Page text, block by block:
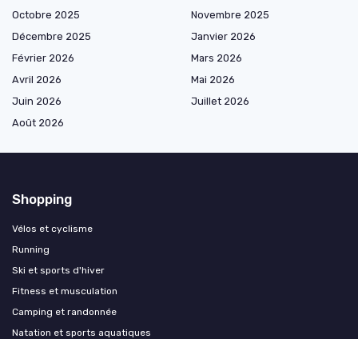
Octobre 2025
Novembre 2025
Décembre 2025
Janvier 2026
Février 2026
Mars 2026
Avril 2026
Mai 2026
Juin 2026
Juillet 2026
Août 2026
Shopping
Vélos et cyclisme
Running
Ski et sports d'hiver
Fitness et musculation
Camping et randonnée
Natation et sports aquatiques